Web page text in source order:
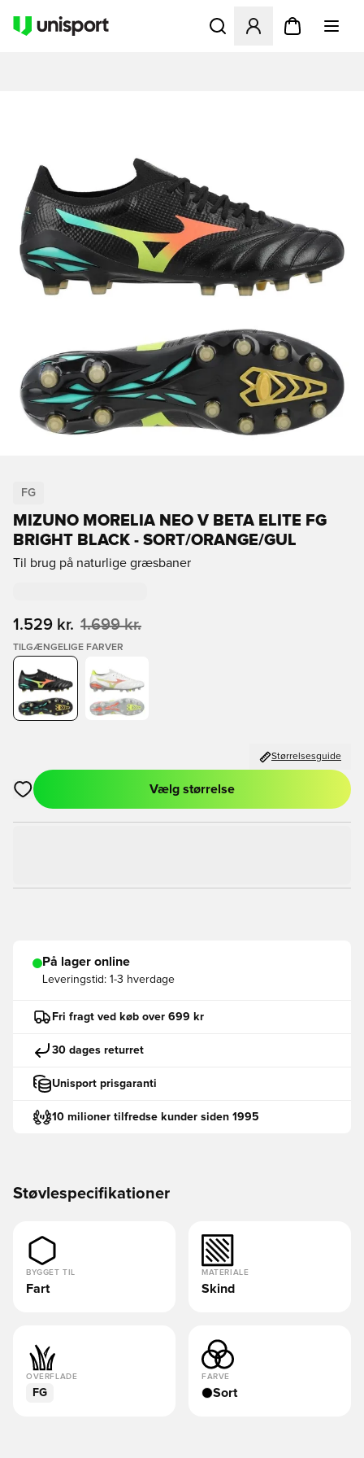
Åbner en Modal til at
FG
MIZUNO MORELIA NEO V BETA ELITE FG
BRIGHT BLACK - SORT/ORANGE/GUL
Til brug på naturlige græsbaner
1.529 kr. 1.699 kr.
TILGÆNGELIGE FARVER
Størrelsesguide
Åbner en Modal til at logge ind eller tilmelde dig som medlem
Vælg størrelse
På lager online
Leveringstid: 1-3 hverdage
Fri fragt ved køb over 699 kr
30 dages returret
Unisport prisgaranti
10 milioner tilfredse kunder siden 1995
Støvlespecifikationer
BYGGET TIL
Fart
MATERIALE
Skind
OVERFLADE
FG
FARVE
Sort